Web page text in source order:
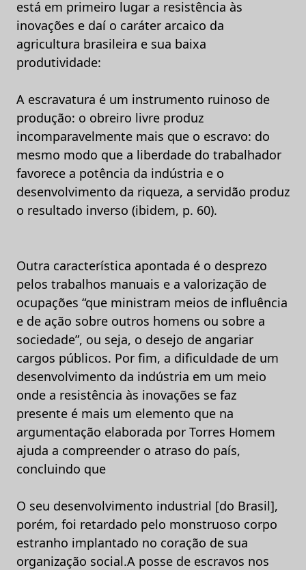
está em primeiro lugar a resistência às
inovações e daí o caráter arcaico da
agricultura brasileira e sua baixa
produtividade:
A escravatura é um instrumento ruinoso de
produção: o obreiro livre produz
incomparavelmente mais que o escravo: do
mesmo modo que a liberdade do trabalhador
favorece a potência da indústria e o
desenvolvimento da riqueza, a servidão produz
o resultado inverso (ibidem, p. 60).
Outra característica apontada é o desprezo
pelos trabalhos manuais e a valorização de
ocupações “que ministram meios de influência
e de ação sobre outros homens ou sobre a
sociedade”, ou seja, o desejo de angariar
cargos públicos. Por fim, a dificuldade de um
desenvolvimento da indústria em um meio
onde a resistência às inovações se faz
presente é mais um elemento que na
argumentação elaborada por Torres Homem
ajuda a compreender o atraso do país,
concluindo que
O seu desenvolvimento industrial [do Brasil],
porém, foi retardado pelo monstruoso corpo
estranho implantado no coração de sua
organização social.A posse de escravos nos